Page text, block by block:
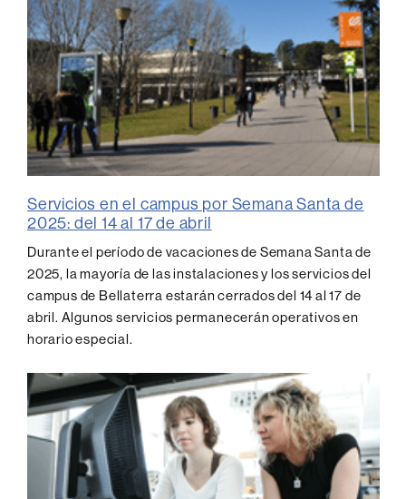
Servicios en el campus por Semana Santa de
2025: del 14 al 17 de abril
Durante el período de vacaciones de Semana Santa de
2025, la mayoría de las instalaciones y los servicios del
campus de Bellaterra estarán cerrados del 14 al 17 de
abril. Algunos servicios permanecerán operativos en
horario especial.